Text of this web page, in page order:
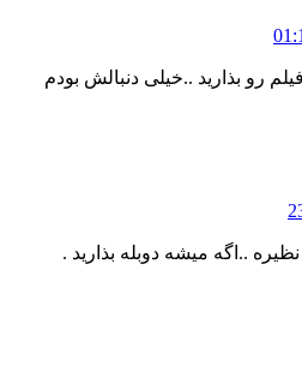
رو بذارید ..خیلی دنبالش بودم
..اگه میشه دوبله بذارید .